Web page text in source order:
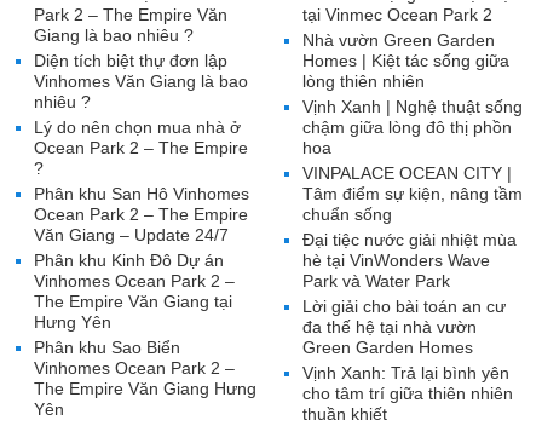
tại Vinmec Ocean Park 2
Nhà vườn Green Garden
Homes | Kiệt tác sống giữa
lòng thiên nhiên
Vịnh Xanh | Nghệ thuật sống
chậm giữa lòng đô thị phồn
hoa
VINPALACE OCEAN CITY |
Tâm điểm sự kiện, nâng tầm
chuẩn sống
Đại tiệc nước giải nhiệt mùa
hè tại VinWonders Wave
Park và Water Park
Lời giải cho bài toán an cư
đa thế hệ tại nhà vườn
Green Garden Homes
Vịnh Xanh: Trả lại bình yên
cho tâm trí giữa thiên nhiên
thuần khiết
Park 2 – The Empire Văn
Giang là bao nhiêu ?
Diện tích biệt thự đơn lập
Vinhomes Văn Giang là bao
nhiêu ?
Lý do nên chọn mua nhà ở
Ocean Park 2 – The Empire
?
Phân khu San Hô Vinhomes
Ocean Park 2 – The Empire
Văn Giang – Update 24/7
Phân khu Kinh Đô Dự án
Vinhomes Ocean Park 2 –
The Empire Văn Giang tại
Hưng Yên
Phân khu Sao Biển
Vinhomes Ocean Park 2 –
The Empire Văn Giang Hưng
Yên